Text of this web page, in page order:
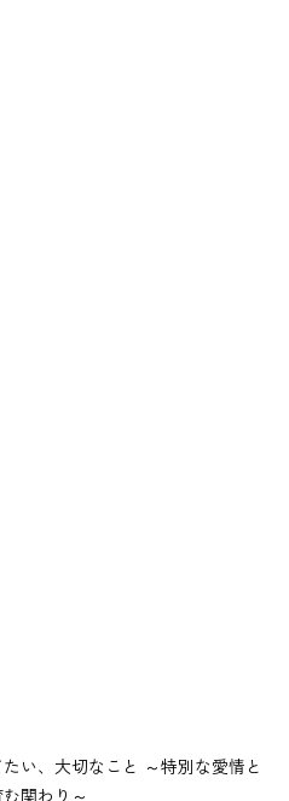
い、大切なこと ～特別な愛情と
関わり～